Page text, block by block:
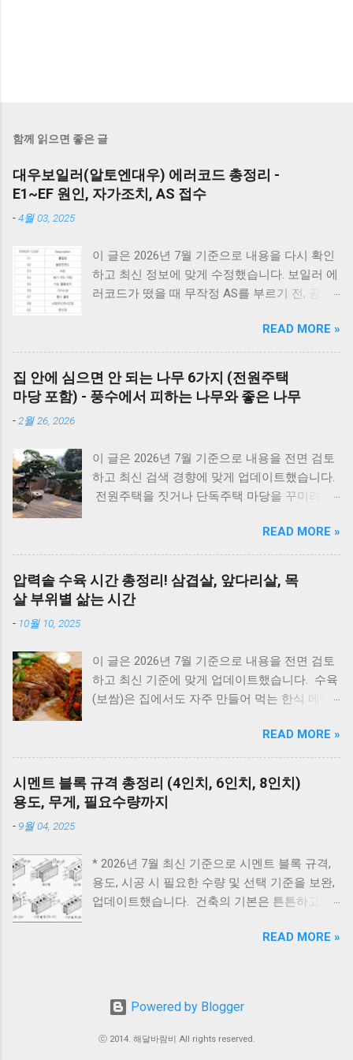
함께 읽으면 좋은 글
대우보일러(알토엔대우) 에러코드 총정리 -
E1~EF 원인, 자가조치, AS 접수
-4월 03, 2025
이 글은 2026년 7월 기준으로 내용을 다시 확인
하고 최신 정보에 맞게 수정했습니다. 보일러 에
러코드가 떴을 때 무작정 AS를 부르기 전, 공통
밸브가 열려 있는지, 2) 전원 플러그를 뽑았다가
5분 뒤 다시 꽂아보았는지(리셋), 3) 실내 온도
조절기의 설정이 올바른지 확인해보세요. 상세
코드는 아래에서 확인할 수 있습니다. E1부터 EF
까지 모든 대우보일러(알토엔대우) 에러코드의
드 E1~EF 원인과 해결법 (AS 전 자가점검, 수리
비) 🚨 잠깐! AS 부르기 전 이것만은 확인하세
요! 에러코드 E1 - 단수나 동파를 확인하세요.
드 E2 - 가스 밸브가 잠겨있지 않나요? 가스레인
지를 켜서 가스가 공급되는지 먼저 확인하세요.
리셋의 마법 - 코드를 뽑고 5분 뒤 다시 꽂는 것
만으로도 단순 센서 오류의 70%는 해결됩니다.
방법 E1 원인 : 물 부족, 단수, 동파 확인 : 급수밸
브·단수 여부 확인 조치 : 물 보충 후 리셋 ※ 반
복되면 AS 점검 E2 원인 : 불완전 연소, 가스 공
급 이상 확인 : 가스밸브, 가스레인지 작동 여부
조치 : 가스 확인 후 리셋 E3 원인 : 과열(비등) 확
인 : 배기구 이물질 확인 조치 : 막힌 부분 제거
E5 원인 : 이상 불꽃 감지 조치 : 전원 리셋 ※ 계
인 : 통신 불량...
READ MORE »
집 안에 심으면 안 되는 나무 6가지 (전원주택
마당 포함) - 풍수에서 피하는 나무와 좋은 나무
- 2월 26, 2026
이 글은 2026년 7월 기준으로 내용을 전면 검토
하고 최신 검색 경향에 맞게 업데이트했습니다.
전원주택을 짓거나 단독주택 마당을 꾸미려고
다. 바로 ‘ 집 안에 심으면 안 되는 나무 ’ 입니다.
여기서 말하는 ‘집 안’은 실내 화분만을 뜻하는
게 아니라, 담장 안 마당과 집터 전체를 두고 하
는 말입니다. 요즘은 보기 좋은 조경수만 고르기
보다는, 풍수 인테리어라든지 집터의 기운, 재물
위기와 흐름에 어떤 영향을 줄지 한 번 더 고민
하게 됩니다. 인터넷에는 여러 이야기가 있지만,
대부분은 풍수와 민간 신앙에서 전해 내려온 내
다. 이 글에서는 전통적인 의미와 실제 조경 관
리 이유를 함께 설명드립니다. 지금부터는 1. 우
리나라에서 예부터 마당에 심지 말라고 전해 내
려온 나무 , 2. 사과나무, 복숭아나무 같은 과실
리해보겠습니다. 마당 조경 집 안(마당)에 심으
면 안 좋은 나무, 심으면 좋은 나무 이 글은 과학
적인 위험성보다는, 한국 전통 풍수와 민간 신앙
을 기준으로 풀어보는 이야기라는 점을 먼저 말
씀드립니다. 심으면 안 좋은 나무 향나무 - 집터
일부 지역에서는 향나무를 전원주택 마당 나무
풍수에서는 집은 산 사람의 공간이고, 묘는 조상
READ MORE »
압력솥 수육 시간 총정리! 삼겹살, 앞다리살, 목
살 부위별 삶는 시간
- 10월 10, 2025
이 글은 2026년 7월 기준으로 내용을 전면 검토
하고 최신 기준에 맞게 업데이트했습니다. 수육
(보쌈)은 집에서도 자주 만들어 먹는 한식 메뉴
때문에 선뜻 도전하지 못하는 분들도 많습니다.
그런데 압력솥 을 사용하면 삶는 시간을 줄이면
서도 고기를 부드럽고 촉촉하게 익힐 수 있습니
다. 압력솥 수육 시간은 돼지고기 부위에 따라
달라집니다. 압력솥의 '추'가가 흔들린 뒤 삼겹살
솥을 사용하면 일반 냄비보다 조리 시간이 훨씬
짧아지면서도 촉촉한 수육과 보쌈을 만들 수 있
습니다. 하지만 부위와 두께에 따라 시간을 조금
는 시간은 물론 압력솥 보쌈 시간, 압력밥솥 수
래 표만 확인해도 내 고기에 맞는 시간을 바로
압력솥 조리방법을 추천해 드릴까요? 압력솥으
READ MORE »
시멘트 블록 규격 총정리 (4인치, 6인치, 8인치)
용도, 무게, 필요수량까지
- 9월 04, 2025
* 2026년 7월 최신 기준으로 시멘트 블록 규격,
용도, 시공 시 필요한 수량 및 선택 기준을 보완,
업데이트했습니다. 건축의 기본은 튼튼하고 제
사용되는 시멘트 블록과 조적 벽돌은 건축물의
시공 효율을 높이고, 구조적 안전성을 확보할 수
있습니다. 아래는 건축 현장에서 가장 많이 사용
되는 블록과 벽돌의 규격 정리입니다. 시멘트 블
READ MORE »
Powered by Blogger
ⓒ 2014. 해달바람비 All rights reserved.